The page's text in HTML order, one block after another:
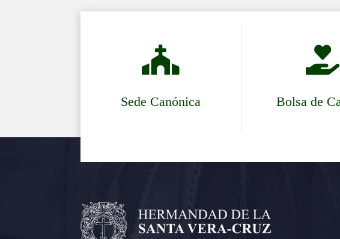

Sede Canónica

Bolsa de